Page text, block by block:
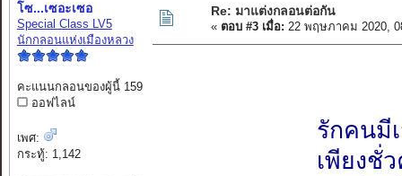
โซ...เซอะเซอ
Special Class LV5
นักกลอนแห่งเมืองหลวง
คะแนนกลอนของผู้นี้ 159
ออฟไลน์
เพศ:
กระทู้: 1,142
Re: มาแต่งกลอนต่อกัน
« ตอบ #3 เมื่อ: 22 พฤษภาคม 2020,
รักคนมี
เพียงชั่